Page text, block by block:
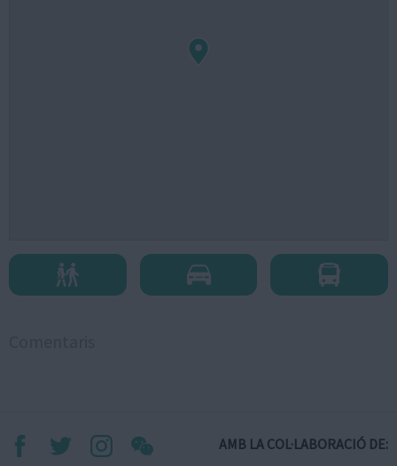
AMB LA COL·LABORACIÓ DE: